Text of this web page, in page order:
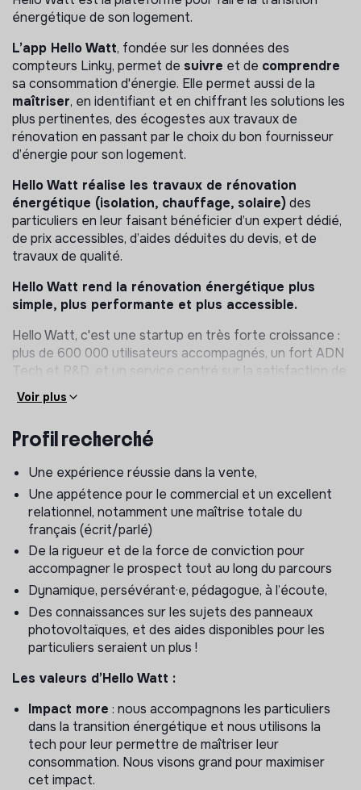
énergétique de son logement.
L’app Hello Watt, fondée sur les données des
compteurs Linky, permet de suivre et de comprendre
sa consommation d'énergie. Elle permet aussi de la
maîtriser, en identifiant et en chiffrant les solutions les
plus pertinentes, des écogestes aux travaux de
rénovation en passant par le choix du bon fournisseur
d’énergie pour son logement.
Hello Watt réalise les travaux de rénovation
énergétique (isolation, chauffage, solaire)des
particuliers en leur faisant bénéficier d’un expert dédié,
de prix accessibles, d’aides déduites du devis, et de
travaux de qualité.
Hello Watt rend la rénovation énergétique plus
simple, plus performante et plus accessible.
Hello Watt, c'est une startup en très forte croissance :
plus de 600 000 utilisateurs accompagnés, un fort ADN
Tech et R&D, et un service centré sur la satisfaction de
nos clients. C'est surtout une équipe de 180 personnes,
déterminée à accélérer la transition énergétique en
solaire , tu seras là pour nous aider à relever ces défis,
tu seras en contact direct au téléphone avec les
prospects et les clients afin de les accompagner tout
au long de leurs projets panneaux photovoltaïques.
Tu auras donc la charge de :
Conseiller les clients en amont de leur projet, et
répondre à leurs questions sur les différents types
de travaux. Cela passe par la gestion de l’ensemble
de la relation commerciale, dont l’analyse du besoin
client et l’étude technico-économique du projet du
particulier
un artisan de qualité, ou bien établir les devis de
travaux correspondants.
Lever les interrogations des clients et conclure les
ventes dont tu as la charge ;
Voir plus
Profil recherché
Une expérience réussie dans la vente,
Une appétence pour le commercial et un excellent
relationnel, notamment une maîtrise totale du
français (écrit/parlé)
De la rigueur et de la force de conviction pour
accompagner le prospect tout au long du parcours
Dynamique, persévérant·e, pédagogue, à l’écoute,
Des connaissances sur les sujets des panneaux
photovoltaïques, et des aides disponibles pour les
particuliers seraient un plus !
Les valeurs d’Hello Watt :
Impact more : nous accompagnons les particuliers
dans la transition énergétique et nous utilisons la
tech pour leur permettre de maîtriser leur
consommation. Nous visons grand pour maximiser
cet impact.